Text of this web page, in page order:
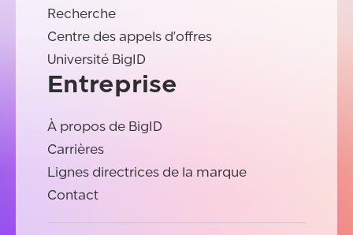
Recherche
Centre des appels d'offres
Université BigID
Entreprise
À propos de BigID
Carrières
Lignes directrices de la marque
Contact